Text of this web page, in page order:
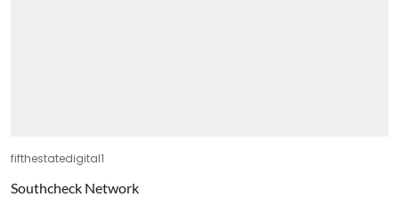
fifthestatedigital1
Southcheck Network